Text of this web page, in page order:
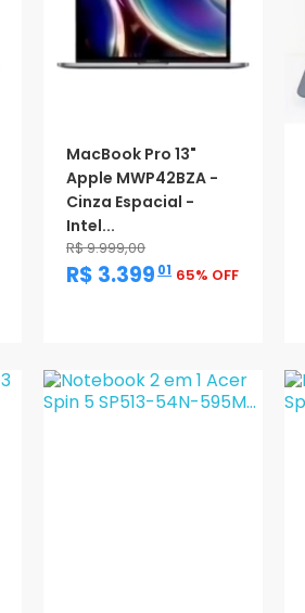
MacBook Pro 13"
Apple MWP42BZA -
Cinza Espacial -
Intel...
R$ 9.999,00
R$ 3.399 ,01 65% OFF